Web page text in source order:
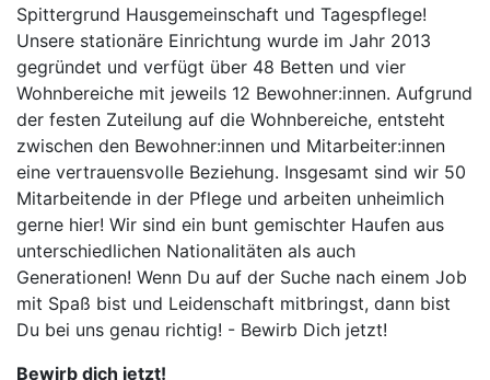
Spittergrund Hausgemeinschaft und Tagespflege!
Unsere stationäre Einrichtung wurde im Jahr 2013
gegründet und verfügt über 48 Betten und vier
Wohnbereiche mit jeweils 12 Bewohner:innen. Aufgrund
der festen Zuteilung auf die Wohnbereiche, entsteht
zwischen den Bewohner:innen und Mitarbeiter:innen
eine vertrauensvolle Beziehung. Insgesamt sind wir 50
Mitarbeitende in der Pflege und arbeiten unheimlich
gerne hier! Wir sind ein bunt gemischter Haufen aus
unterschiedlichen Nationalitäten als auch
Generationen! Wenn Du auf der Suche nach einem Job
mit Spaß bist und Leidenschaft mitbringst, dann bist
Du bei uns genau richtig! - Bewirb Dich jetzt!
Bewirb dich jetzt!